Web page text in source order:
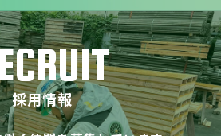
採用情報